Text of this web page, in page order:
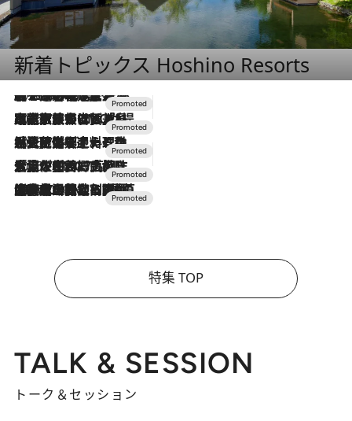
新着トピックス Hoshino Resorts
2026.8.7
【トンボの足水浴】ヒノキの香りに包まれて涼感マックス！約13℃の湧水かけ流しを避暑地「星野温泉 トンボの湯」で体験
2026.7.31
【ホテル帰省】という選択肢をOMOが提案。家族とほどよい距離を保つには「昼は実家、夜は気兼ねなくホテルで！」
2026.7.24
【夏限定ディナーコース】旬を迎える稚鮎や花ズッキーニなどをイタリア・トスカーナの郷土料理の手法で満喫！
2026.7.17
「土佐和ハーブかき氷」がOMO7高知に登場！生姜、山椒、大葉など目にも舌にも涼を呼ぶ郷土の味
2026.7.10
NEW OPEN！【界 草津】名湯の地に誕生。趣の異なる2種の温泉と上州ならではの会席・蕎麦割烹など美食を味わう究極の癒やし旅
特集 TOP
TALK & SESSION
トーク＆セッション